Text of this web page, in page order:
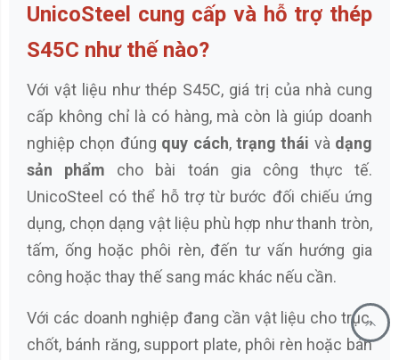
UnicoSteel cung cấp và hỗ trợ thép
S45C như thế nào?
Với vật liệu như thép S45C, giá trị của nhà cung
cấp không chỉ là có hàng, mà còn là giúp doanh
nghiệp chọn đúng quy cách, trạng thái và dạng
sản phẩm cho bài toán gia công thực tế.
UnicoSteel có thể hỗ trợ từ bước đối chiếu ứng
dụng, chọn dạng vật liệu phù hợp như thanh tròn,
tấm, ống hoặc phôi rèn, đến tư vấn hướng gia
công hoặc thay thế sang mác khác nếu cần.
Với các doanh nghiệp đang cần vật liệu cho trục,
chốt, bánh răng, support plate, phôi rèn hoặc bán